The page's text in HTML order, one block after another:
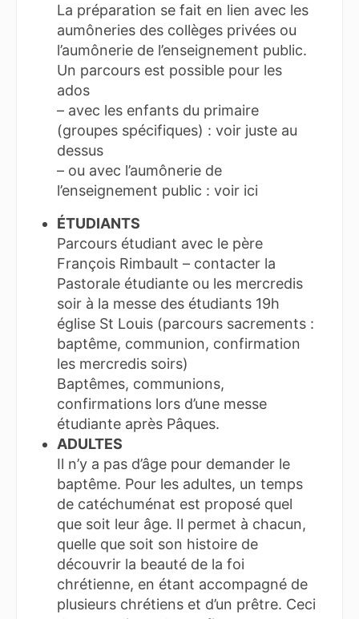
La préparation se fait en lien avec les
aumôneries des collèges privées ou
l’aumônerie de l’enseignement public.
Un parcours est possible pour les
ados
– avec les enfants du primaire
(groupes spécifiques) : voir juste au
dessus
– ou avec l’aumônerie de
l’enseignement public : voir ici
ÉTUDIANTS
Parcours étudiant avec le père
François Rimbault – contacter la
Pastorale étudiante ou les mercredis
soir à la messe des étudiants 19h
église St Louis (parcours sacrements :
baptême, communion, confirmation
les mercredis soirs)
Baptêmes, communions,
confirmations lors d’une messe
étudiante après Pâques.
ADULTES
Il n’y a pas d’âge pour demander le
baptême. Pour les adultes, un temps
de catéchuménat est proposé quel
que soit leur âge. Il permet à chacun,
quelle que soit son histoire de
découvrir la beauté de la foi
chrétienne, en étant accompagné de
plusieurs chrétiens et d’un prêtre. Ceci